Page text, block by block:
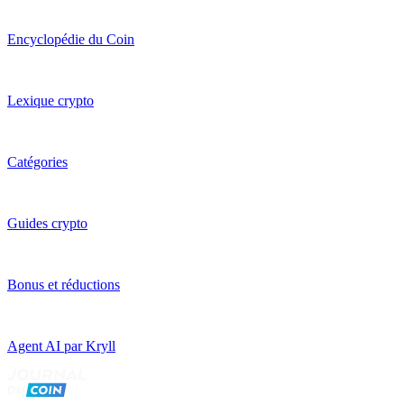
Encyclopédie du Coin
Lexique crypto
Catégories
Guides crypto
Bonus et réductions
Agent AI par Kryll